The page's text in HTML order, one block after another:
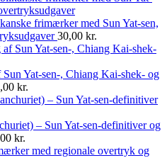
frimærker med Sun Yat-sen,
30,00 kr.
Yat-sen-, Chiang Kai-shek- og
kr.
– Sun Yat-sen-definitiver og
kr.